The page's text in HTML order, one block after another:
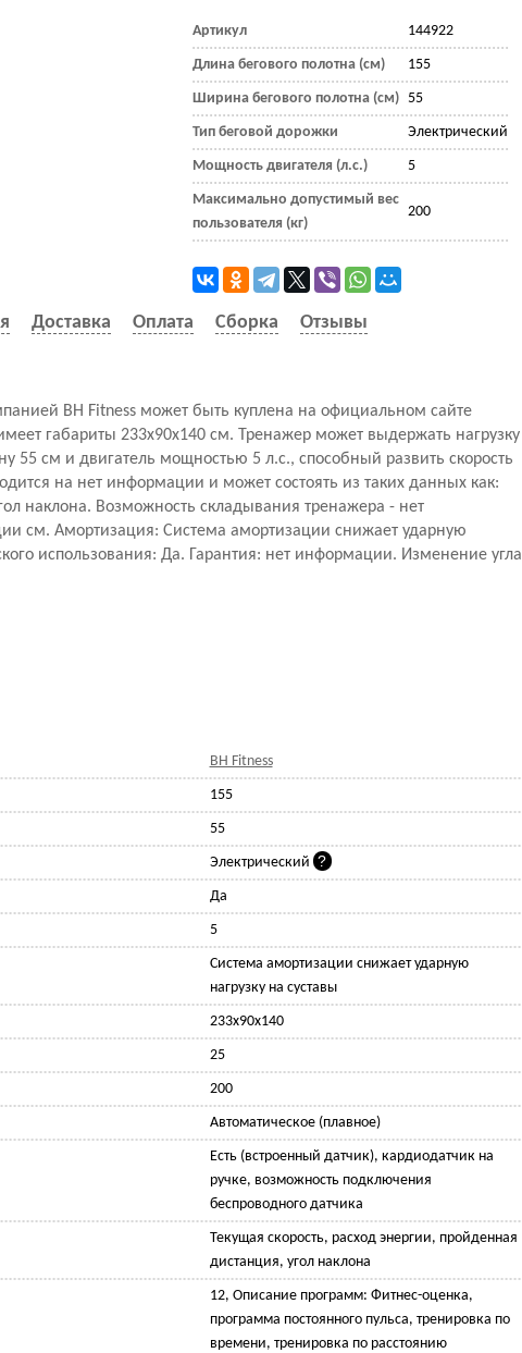
Артикул 144922
Длина бегового полотна (см) 155
Ширина бегового полотна (см) 55
Тип беговой дорожки Электрический
Мощность двигателя (л.с.) 5
Максимально допустимый вес
пользователя (кг)
200
Доставка Оплата Сборка Отзывы
BH Fitness может быть куплена на официальном сайте
габариты 233x90x140 см. Тренажер может выдержать нагрузку
55 см и двигатель мощностью 5 л.с., способный развить скорость
на нет информации и может состоять из таких данных как:
наклона. Возможность складывания тренажера - нет
см. Амортизация: Cистема амортизации снижает ударную
использования: Да. Гарантия: нет информации. Изменение угла
BH Fitness
155
55
Электрический
Да
5
Cистема амортизации снижает ударную
нагрузку на суставы
233x90x140
25
200
Автоматическое (плавное)
Есть (встроенный датчик), кардиодатчик на
ручке, возможность подключения
беспроводного датчика
Текущая скорость, расход энергии, пройденная
дистанция, угол наклона
12, Описание программ: Фитнес-оценка,
программа постоянного пульса, тренировка по
времени, тренировка по расстоянию